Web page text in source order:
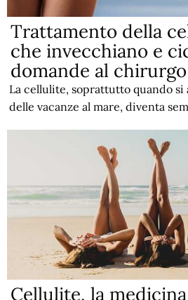
Trattamento della
che invecchiano e
domande al
La cellulite, soprattutto quando si
delle vacanze al mare, diventa
Cellulite, la